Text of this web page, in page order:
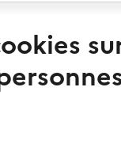
à
en